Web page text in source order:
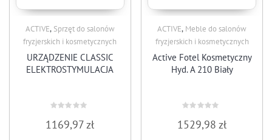
ACTIVE, Sprzęt do salonów
fryzjerskich i kosmetycznych
URZĄDZENIE CLASSIC
ELEKTROSTYMULACJA
0
out
1169,97zł
ACTIVE, Meble do salonów
fryzjerskich i kosmetycznych
Active Fotel Kosmetyczny
Hyd. A 210 Biały
0
out
1529,98zł